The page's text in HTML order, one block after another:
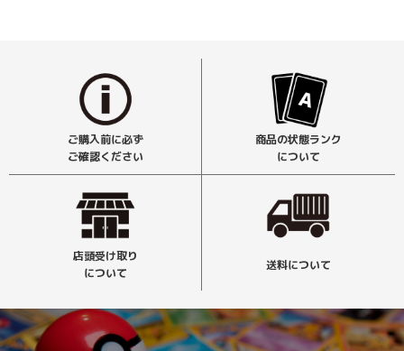
ご購入前に必ず
ご確認ください
商品の状態ランク
について
店頭受け取り
について
送料について